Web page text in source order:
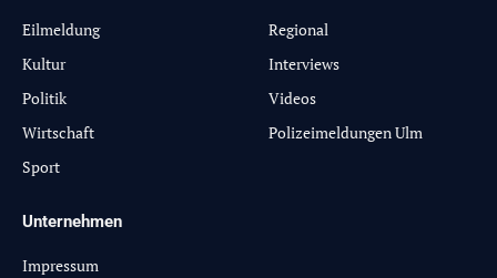
Eilmeldung
Kultur
Politik
Wirtschaft
Sport
Regional
Interviews
Videos
Polizeimeldungen Ulm
Unternehmen
Impressum